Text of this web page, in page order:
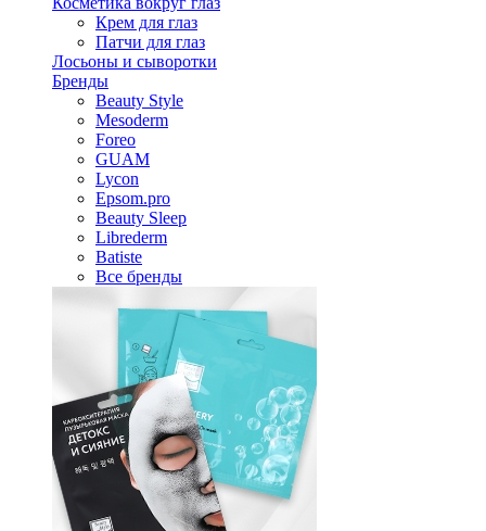
Крем для глаз
Патчи для глаз
Лосьоны и сыворотки
Бренды
Beauty Style
Mesoderm
Foreo
GUAM
Lycon
Epsom.pro
Beauty Sleep
Librederm
Batiste
Все бренды